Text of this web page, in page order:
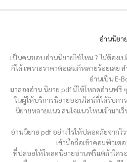
อ่านนิยาย
เป็นคนชอบอ่านนิยายใช่ไหม ? ไม่ต้อง
ก็ได้ เพราะราคาต่อเล่มก็หลายร้อยเล
อ่านเป็น E-
มาลองอ่าน นิยาย pdf มีให้โหลดอ่านฟรี
ในผู้ให้บริการนิยายออนไลน์ที่ได้รับก
นิยายหลายแนว สนใจแนวไหนเข้ามาเ
อ่านนิยาย pdf อย่างไรให้ปลอดภัยจากไ
เข้ามือถือเข้าคอมพิวเต
ที่ปล่อยให้โหลดนิยายอ่านฟรีแต่ถ้าใคร